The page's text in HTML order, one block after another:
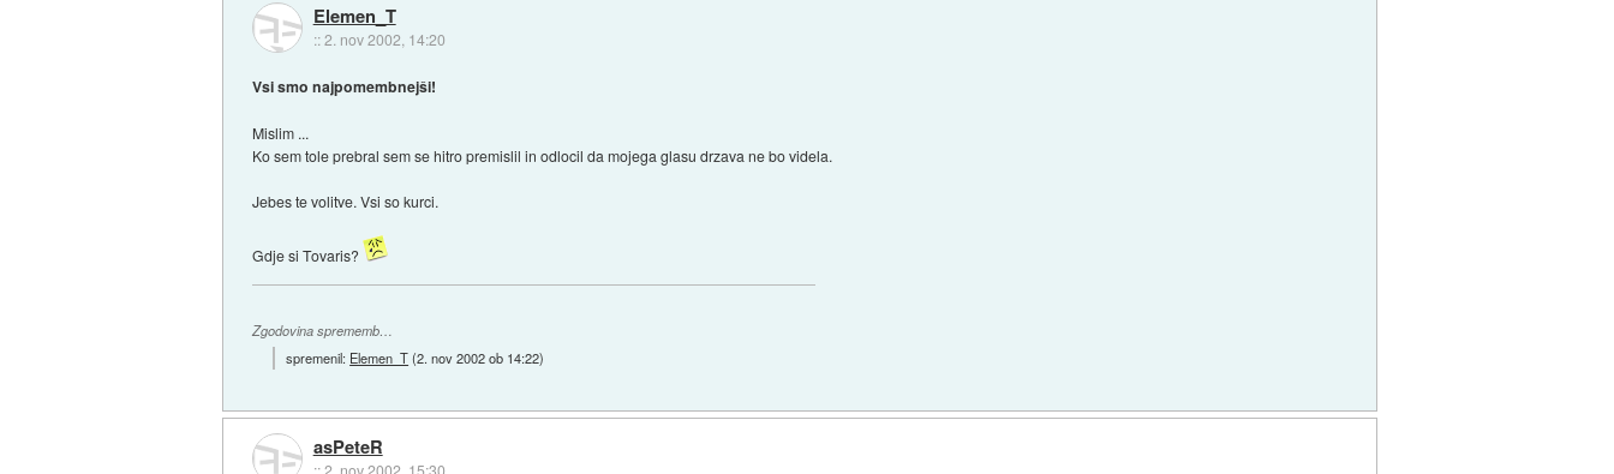
Elemen_T
::2. nov 2002, 14:20
Vsi smo najpomembnejši!
Mislim ...
Ko sem tole prebral sem se hitro premislil in odlocil da mojega glasu drzava ne bo videla.
Jebes te volitve. Vsi so kurci.
Gdje si Tovaris?
Zgodovina sprememb…
spremenil: Elemen_T(2. nov 2002 ob 14:22)
asPeteR
::2. nov 2002, 15:30